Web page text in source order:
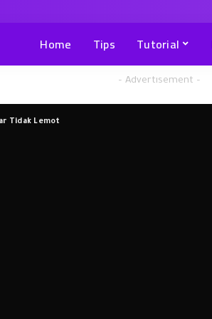
Home Tips Tutorial
– Advertisement –
Tidak Lemot